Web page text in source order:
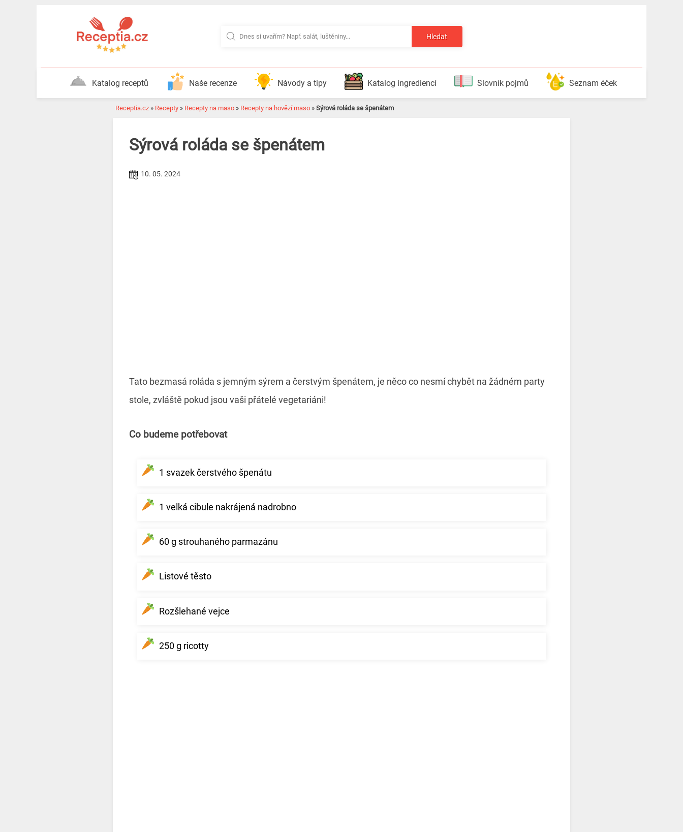
Hledat
Katalog receptů Naše recenze Návody a tipy Katalog ingrediencí Slovník pojmů Seznam éček
Receptia.cz » Recepty » Recepty na maso » Recepty na hovězí maso » Sýrová roláda se špenátem
Sýrová roláda se špenátem
10. 05. 2024
Tato bezmasá roláda s jemným sýrem a čerstvým špenátem, je něco co nesmí chybět na žádném party
stole, zvláště pokud jsou vaši přátelé vegetariáni!
Co budeme potřebovat
1 svazek čerstvého špenátu
1 velká cibule nakrájená nadrobno
60 g strouhaného parmazánu
Listové těsto
Rozšlehané vejce
250 g ricotty